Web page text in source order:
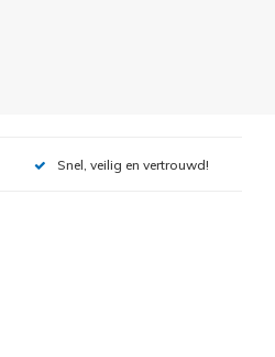
Snel, veilig en vertrouwd!